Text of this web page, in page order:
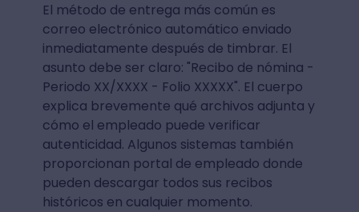
El método de entrega más común es
correo electrónico automático enviado
inmediatamente después de timbrar. El
asunto debe ser claro: "Recibo de nómina -
Periodo XX/XXXX - Folio XXXXX". El cuerpo
explica brevemente qué archivos adjunta y
cómo el empleado puede verificar
autenticidad. Algunos sistemas también
proporcionan portal de empleado donde
pueden descargar todos sus recibos
históricos en cualquier momento.